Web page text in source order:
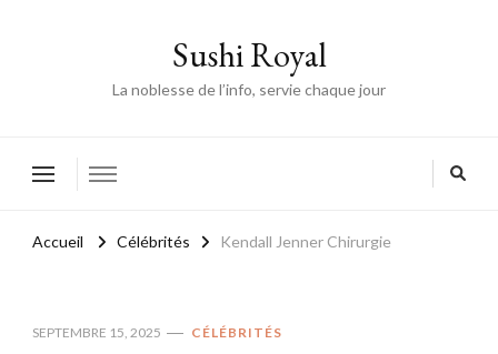
Sushi Royal
La noblesse de l’info, servie chaque jour
Accueil Célébrités Kendall Jenner Chirurgie
SEPTEMBRE 15, 2025 CÉLÉBRITÉS